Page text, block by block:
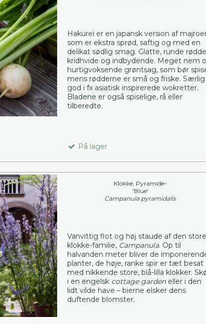
Hakurei er en japansk version af
som er ekstra sprød, saftig og med en
delikat sødlig smag. Glatte, runde
kridhvide og indbydende. Meget nem
hurtigvoksende grøntsag, som bør
mens rødderne er små og friske. Særlig
god i fx asiatisk inspirerede wokretter.
Bladene er også spiselige, rå eller
tilberedte.
På lager
Klokke, Pyramide-
'Blue'
Campanula pyramidalis
Vanvittig flot og høj staude af den store
klokke-familie, Campanula. Op til
halvanden meter bliver de
planter, de høje, ranke spir er tæt besat
med nikkende store, blå-lilla klokker.
i en engelsk cottage gardeneller i den
lidt vilde have – bierne elsker dens
duftende blomster.